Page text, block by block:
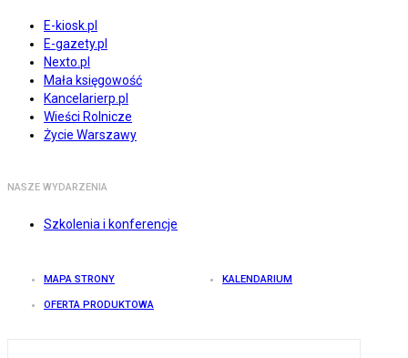
E-kiosk.pl
E-gazety.pl
Nexto.pl
Mała księgowość
Kancelarierp.pl
Wieści Rolnicze
Życie Warszawy
NASZE WYDARZENIA
Szkolenia i konferencje
MAPA STRONY KALENDARIUM
OFERTA PRODUKTOWA